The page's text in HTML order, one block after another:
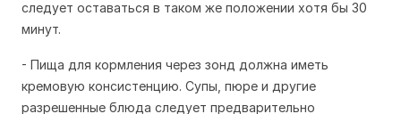
следует оставаться в таком же положении хотя бы 30
минут.
- Пища для кормления через зонд должна иметь
кремовую консистенцию. Супы, пюре и другие
разрешенные блюда следует предварительно